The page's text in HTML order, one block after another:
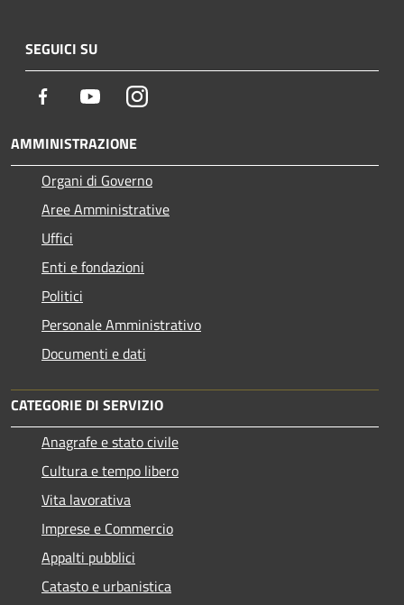
SEGUICI SU
Facebook YoutubeInstagram
AMMINISTRAZIONE
Organi di Governo
Aree Amministrative
Uffici
Enti e fondazioni
Politici
Personale Amministrativo
Documenti e dati
CATEGORIE DI SERVIZIO
Anagrafe e stato civile
Cultura e tempo libero
Vita lavorativa
Imprese e Commercio
Appalti pubblici
Catasto e urbanistica